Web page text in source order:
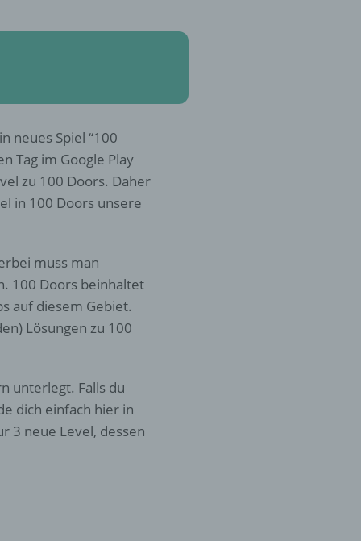
neues Spiel “100
Tag im Google Play
zu 100 Doors. Daher
in 100 Doors unsere
muss man
100 Doors beinhaltet
auf diesem Gebiet.
Lösungen zu 100
unterlegt. Falls du
dich einfach hier in
3 neue Level, dessen